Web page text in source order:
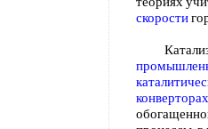
скорости
конверторах